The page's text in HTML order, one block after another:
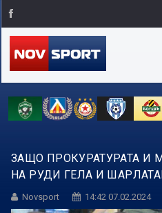
ЗАЩО ПРОКУРАТУРАТА И
НА РУДИ ГЕЛА И
Novsport 14:42 07.02.2024